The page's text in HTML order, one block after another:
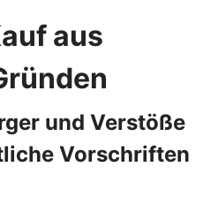
aus
und Verstöße
Vorschriften